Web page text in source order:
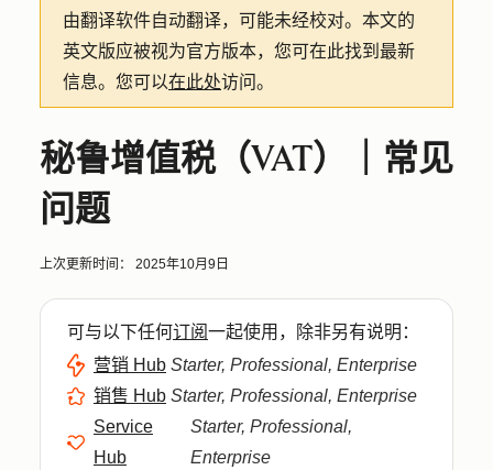
由翻译软件自动翻译，可能未经校对。本文的
英文版应被视为官方版本，您可在此找到最新
信息。您可以在此处访问。
秘鲁增值税（VAT）｜常见
问题
上次更新时间： 2025年10月9日
可与以下任何订阅一起使用，除非另有说明：
营销 Hub Starter, Professional, Enterprise
销售 Hub Starter, Professional, Enterprise
Service
Hub
Starter, Professional,
Enterprise